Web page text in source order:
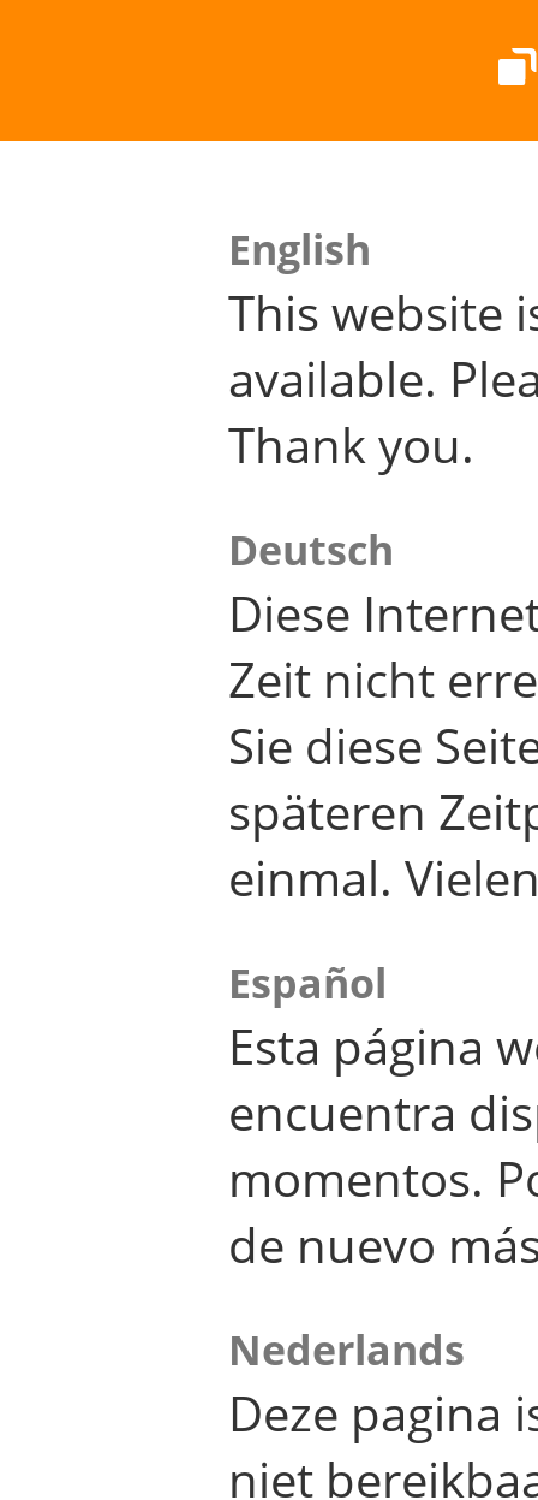
English
This website
available.
Thank you.
Deutsch
Diese
Zeit nicht
Sie diese
späteren
einmal.
Español
Esta página
encuentra
momentos.
de nuevo
Nederlands
Deze pagina
niet